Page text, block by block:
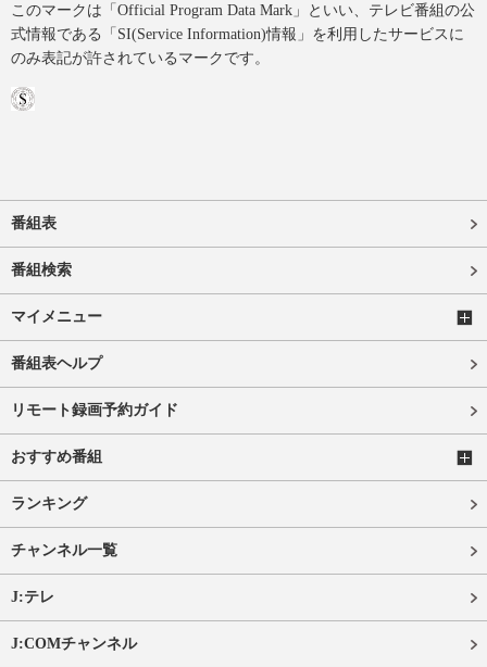
このマークは「Official Program Data Mark」といい、テレビ番組の公
式情報である「SI(Service Information)情報」を利用したサービスに
のみ表記が許されているマークです。
番組表
番組検索
マイメニュー
番組表ヘルプ
リモート録画予約ガイド
おすすめ番組
ランキング
チャンネル一覧
J:テレ
J:COMチャンネル